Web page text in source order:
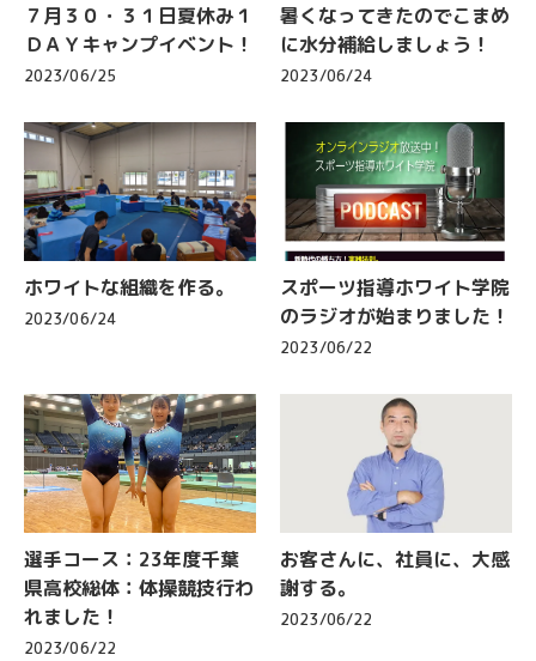
７月３０・３１日夏休み１
ＤＡＹキャンプイベント！
2023/06/25
暑くなってきたのでこまめ
に水分補給しましょう！
2023/06/24
ホワイトな組織を作る。
2023/06/24
スポーツ指導ホワイト学院
のラジオが始まりました！
2023/06/22
選手コース：23年度千葉
県高校総体：体操競技行わ
れました！
2023/06/22
お客さんに、社員に、大感
謝する。
2023/06/22